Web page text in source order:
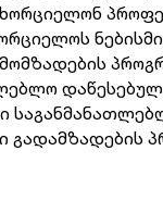
გადამზადების